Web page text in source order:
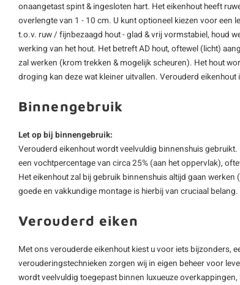
onaangetast spint & ingesloten hart. Het eikenhout heeft
overlengte van 1 - 10 cm. U kunt optioneel kiezen voor een
t.o.v. ruw / fijnbezaagd hout - glad & vrij vormstabiel, houd
werking van het hout. Het betreft AD hout, oftewel (licht)
zal werken (krom trekken & mogelijk scheuren). Het hout
droging kan deze wat kleiner uitvallen. Verouderd
Binnengebruik
Let op bij binnengebruik:
Verouderd eikenhout wordt veelvuldig binnenshuis
een vochtpercentage van circa 25% (aan het oppervlak),
Het eikenhout zal bij gebruik binnenshuis altijd gaan
goede en vakkundige montage is hierbij van cruciaal belang.
Verouderd eiken
Met ons verouderde eikenhout kiest u voor iets bijzonders,
verouderingstechnieken zorgen wij in eigen beheer voor
wordt veelvuldig toegepast binnen luxueuze